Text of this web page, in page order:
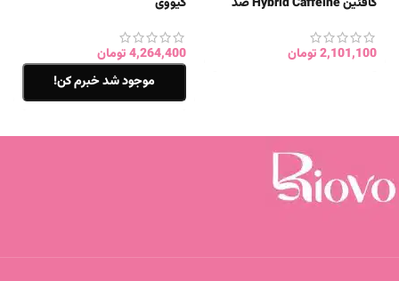
2,101,100تومان 4,264,400تومان
موجود شد خبرم کن!